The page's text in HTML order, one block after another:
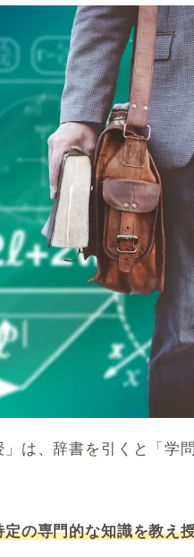
」は、辞書を引くと「学
の専門的な知識を教え